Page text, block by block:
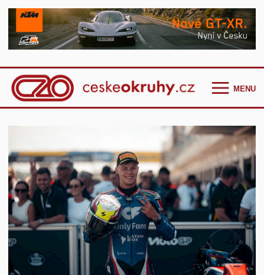
MENU
GT Cup Series
TCR Eastern Europe
F4 CEZ
Clio Cup Bohemia
Historie